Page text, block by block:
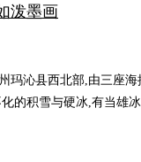
泼墨画
玛沁县西北部,由三座
的积雪与硬冰,有当雄